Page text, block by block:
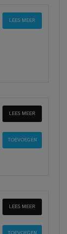
LEES MEER
LEES MEER
LEES MEER